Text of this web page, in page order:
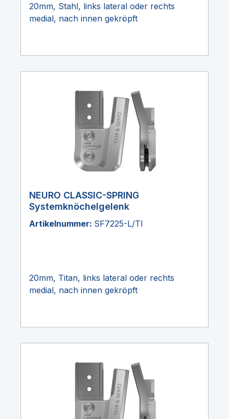
20mm, Stahl, links lateral oder rechts
medial, nach innen gekröpft
NEURO CLASSIC-SPRING
Systemknöchelgelenk
Artikelnummer: SF7225-L/TI
20mm, Titan, links lateral oder rechts
medial, nach innen gekröpft